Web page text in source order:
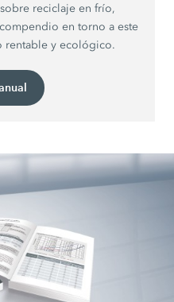
reciclaje en frío,
en torno a este
rentable y ecológico.